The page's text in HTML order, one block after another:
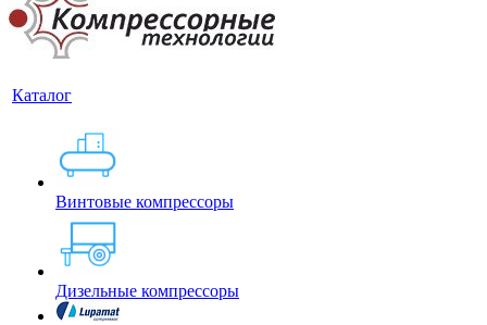
Каталог
Винтовые компрессоры
Дизельные компрессоры